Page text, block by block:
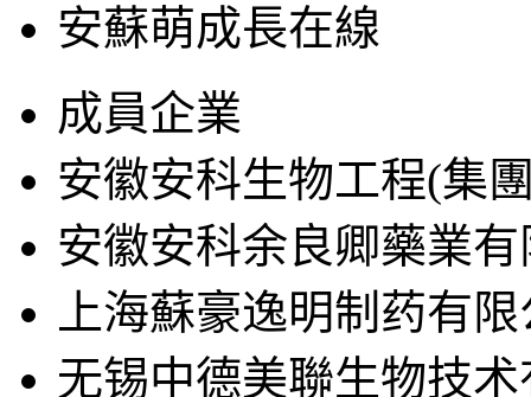
安蘇萌成長在線
成員企業
安徽安科生物工程(集
安徽安科余良卿藥業
上海蘇豪逸明制药有
无锡中德美聯生物技